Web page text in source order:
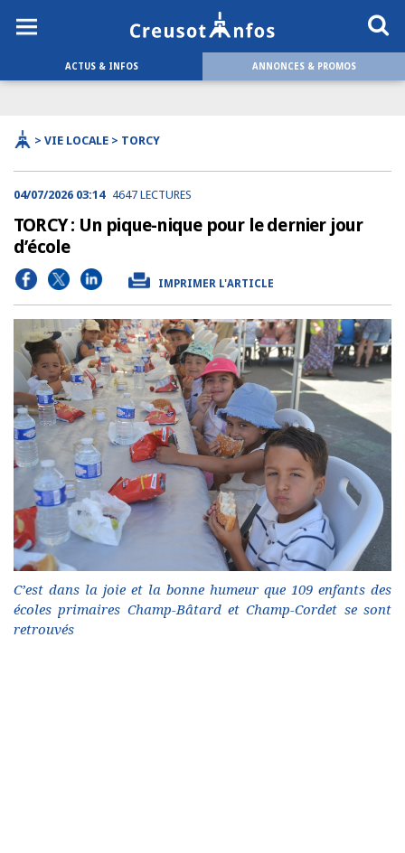
ACTUS & INFOS ANNONCES & PROMOS
> VIE LOCALE > TORCY
04/07/2026 03:14 4647 LECTURES
TORCY : Un pique-nique pour le dernier jour
d’école
IMPRIMER L'ARTICLE
C’est dans la joie et la bonne humeur que 109 enfants des
écoles primaires Champ-Bâtard et Champ-Cordet se sont
retrouvés